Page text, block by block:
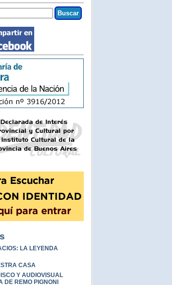
LA LEYENDA
CASA
Y AUDIOVISUAL
REMO PIGNONI